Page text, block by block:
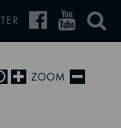
ZOOM